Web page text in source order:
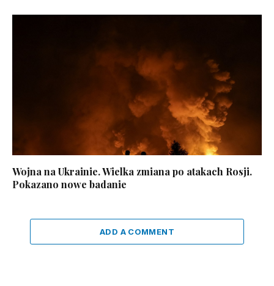
Wojna na Ukrainie. Wielka zmiana po atakach Rosji.
Pokazano nowe badanie
ADD A COMMENT